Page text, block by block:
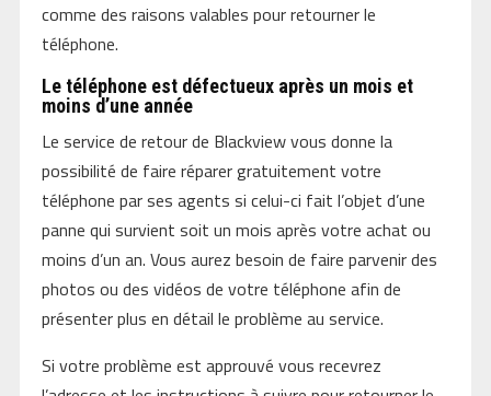
comme des raisons valables pour retourner le
téléphone.
Le téléphone est défectueux après un mois et
moins d’une année
Le service de retour de Blackview vous donne la
possibilité de faire réparer gratuitement votre
téléphone par ses agents si celui-ci fait l’objet d’une
panne qui survient soit un mois après votre achat ou
moins d’un an. Vous aurez besoin de faire parvenir des
photos ou des vidéos de votre téléphone afin de
présenter plus en détail le problème au service.
Si votre problème est approuvé vous recevrez